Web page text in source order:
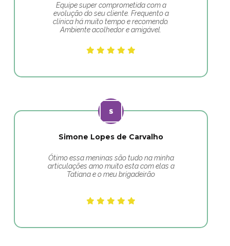
Equipe super comprometida com a
evolução do seu cliente. Frequento a
clínica há muito tempo e recomendo.
Ambiente acolhedor e amigável.
Simone Lopes de Carvalho
Ótimo essa meninas são tudo na minha
articulações amo muito esta com elas a
Tatiana e o meu brigadeirão